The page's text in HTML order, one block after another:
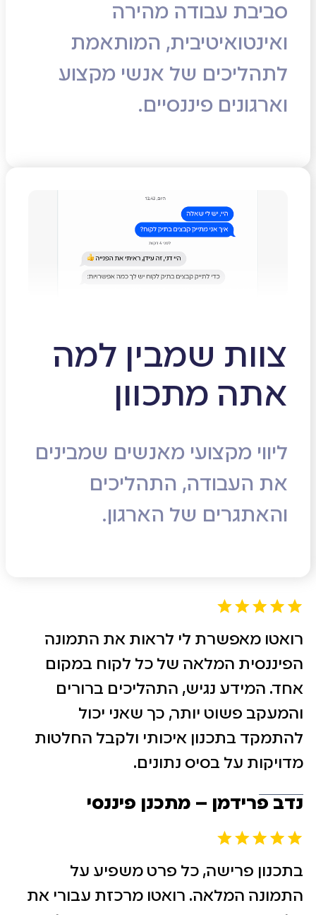
סביבת עבודה מהירה
ואינטואיטיבית, המותאמת
לתהליכים של אנשי מקצוע
וארגונים פיננסיים.
צוות שמבין למה
אתה מתכוון
ליווי מקצועי מאנשים שמבינים
את העבודה, התהליכים
והאתגרים של הארגון.
רואטו מאפשרת לי לראות את התמונה
הפיננסית המלאה של כל לקוח במקום
אחד. המידע נגיש, התהליכים ברורים
והמעקב פשוט יותר, כך שאני יכול
להתמקד בתכנון איכותי ולקבל החלטות
מדויקות על בסיס נתונים.
נדב פרידמן – מתכנן פיננסי
בתכנון פרישה, כל פרט משפיע על
התמונה המלאה. רואטו מרכזת עבורי את